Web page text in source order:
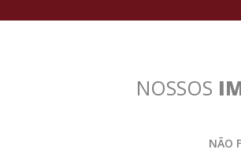
NOSSOS
NÃO